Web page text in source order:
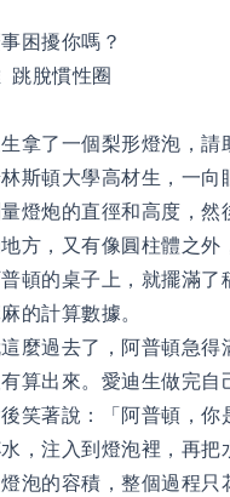
困擾你嗎？
跳脫慣性圈
拿了一個梨形燈泡，請
斯頓大學高材生，一向
燈炮的直徑和高度，然
方，又有像圓柱體之外
頓的桌子上，就擺滿了
的計算數據。
麼過去了，阿普頓急得
算出來。愛迪生做完自
笑著說：「阿普頓，你
，注入到燈泡裡，再把
泡的容積，整個過程只